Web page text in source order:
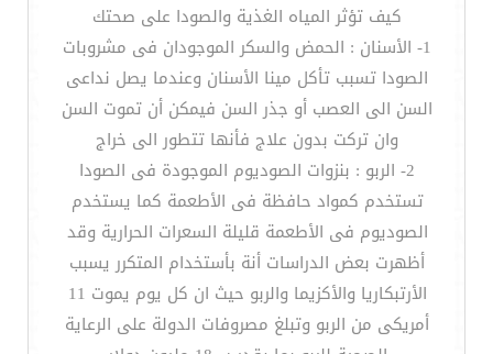
كيف تؤثر المياه الغذية والصودا على صحتك
1- الأسنان : الحمض والسكر الموجودان فى مشروبات
الصودا تسبب تأكل مينا الأسنان وعندما يصل نداعى
السن الى العصب أو جذر السن فيمكن أن تموت السن
وان تركت بدون علاج فأنها تتطور الى خراج
2- الربو : بنزوات الصوديوم الموجودة فى الصودا
تستخدم كمواد حافظة فى الأطعمة كما يستخدم
الصوديوم فى الأطعمة قليلة السعرات الحرارية وقد
أظهرت بعض الدراسات أنة بأستخدام المتكرر يسبب
الأرتبكاريا والأكزيما والربو حيث ان كل يوم يموت 11
أمريكى من الربو وتبلغ مصروفات الدولة على الرعاية